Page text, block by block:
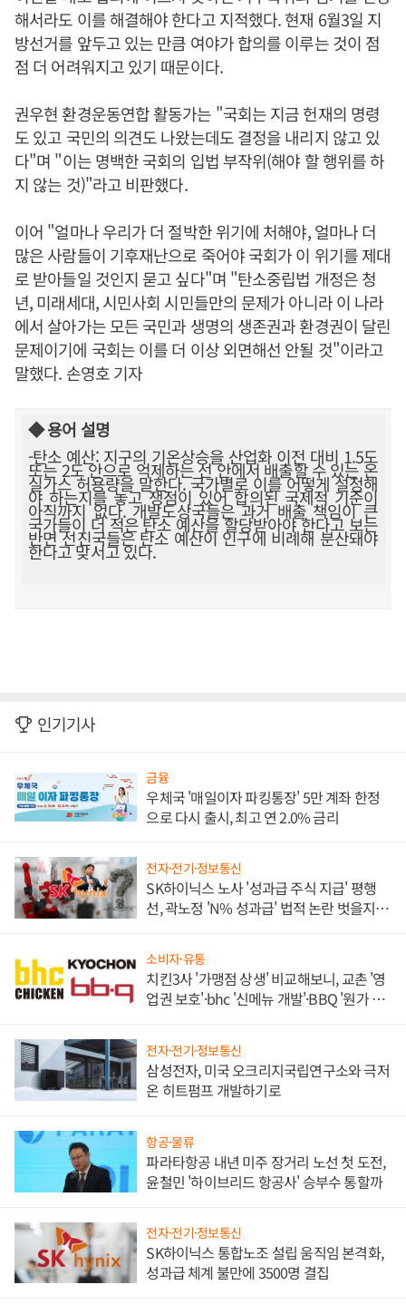
해서라도 이를 해결해야 한다고 지적했다. 현재 6월3일 지
방선거를 앞두고 있는 만큼 여야가 합의를 이루는 것이 점
점 더 어려워지고 있기 때문이다.
권우현 환경운동연합 활동가는 "국회는 지금 헌재의 명령
도 있고 국민의 의견도 나왔는데도 결정을 내리지 않고 있
다"며 "이는 명백한 국회의 입법 부작위(해야 할 행위를 하
지 않는 것)"라고 비판했다.
이어 "얼마나 우리가 더 절박한 위기에 처해야, 얼마나 더
많은 사람들이 기후재난으로 죽어야 국회가 이 위기를 제대
로 받아들일 것인지 묻고 싶다"며 "탄소중립법 개정은 청
년, 미래세대, 시민사회 시민들만의 문제가 아니라 이 나라
에서 살아가는 모든 국민과 생명의 생존권과 환경권이 달린
문제이기에 국회는 이를 더 이상 외면해선 안될 것"이라고
말했다. 손영호 기자
◆ 용어 설명
-탄소 예산: 지구의 기온상승을 산업화 이전 대비 1.5도
또는 2도 안으로 억제하는 선 안에서 배출할 수 있는 온
실가스 허용량을 말한다. 국가별로 이를 어떻게 설정해
야 하는지를 놓고 쟁점이 있어 합의된 국제적 기준이
아직까지 없다. 개발도상국들은 과거 배출 책임이 큰
국가들이 더 적은 탄소 예산을 할당받아야 한다고 보는
반면 선진국들은 탄소 예산이 인구에 비례해 분산돼야
한다고 맞서고 있다.
인기기사
금융
우체국 '매일이자 파킹통장' 5만 계좌 한정
으로 다시 출시, 최고 연 2.0% 금리
전자·전기·정보통신
SK하이닉스 노사 '성과급 주식 지급' 평행
선, 곽노정 'N% 성과급' 법적 논란 벗을지 주
소비자·유통
치킨3사 '가맹점 상생' 비교해보니, 교촌 '영
업권 보호'·bhc '신메뉴 개발'·BBQ '원가 부
전자·전기·정보통신
삼성전자, 미국 오크리지국립연구소와 극저
온 히트펌프 개발하기로
항공·물류
파라타항공 내년 미주 장거리 노선 첫 도전,
윤철민 '하이브리드 항공사' 승부수 통할까
전자·전기·정보통신
SK하이닉스 통합노조 설립 움직임 본격화,
성과급 체계 불만에 3500명 결집